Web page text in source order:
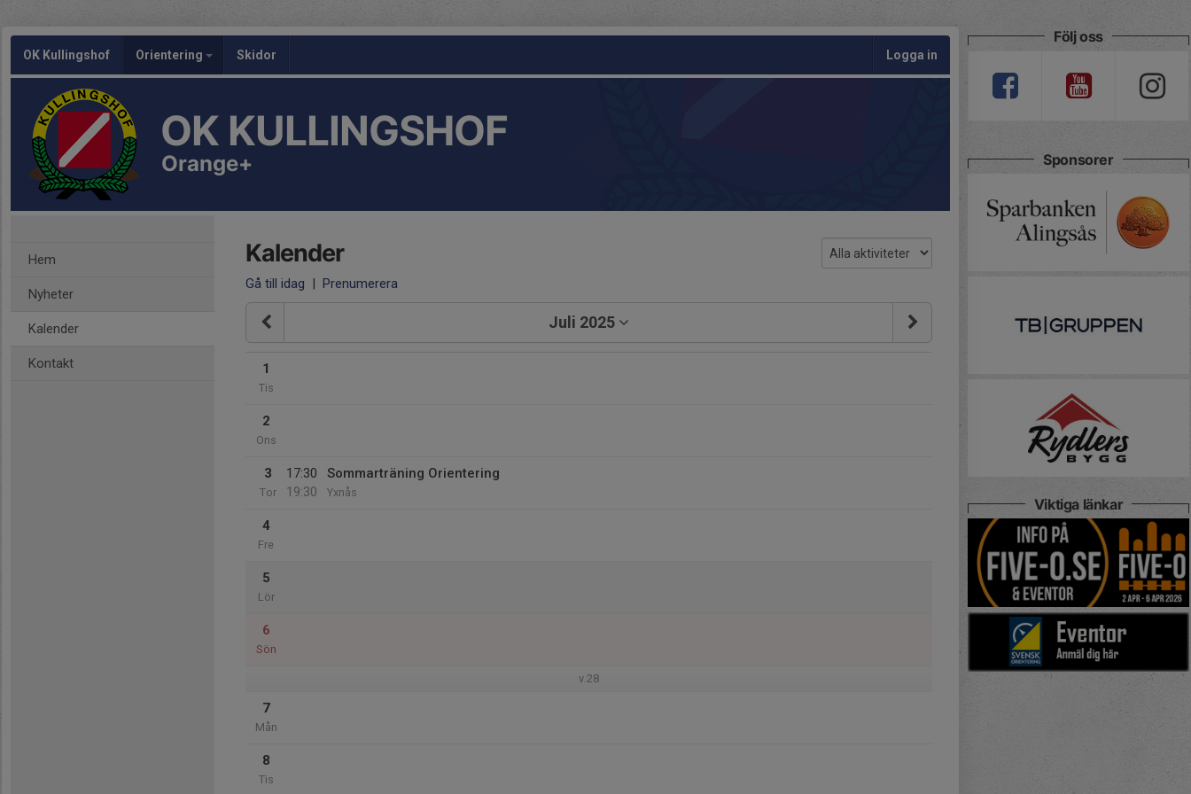
OK Kullingshof Orientering Skidor Logga in
OK KULLINGSHOF
Orange+
Hem
Nyheter
Kalender
Kontakt
Kalender
Gå till idag | Prenumerera
Juli 2025
1
Tis
2
Ons
3
Tor
17:30
19:30
Sommarträning Orientering
Yxnås
4
Fre
5
Lör
6
Sön
v.28
7
Mån
8
Tis
Följ oss
Sponsorer
Viktiga länkar